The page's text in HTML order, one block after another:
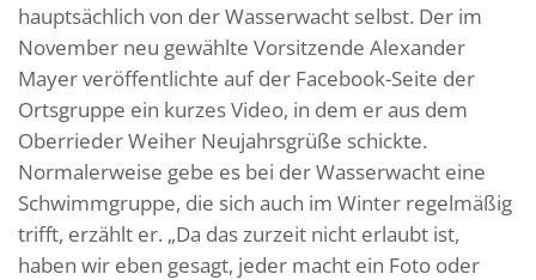
hauptsächlich von der Wasserwacht selbst. Der im
November neu gewählte Vorsitzende Alexander
Mayer veröffentlichte auf der Facebook-Seite der
Ortsgruppe ein kurzes Video, in dem er aus dem
Oberrieder Weiher Neujahrsgrüße schickte.
Normalerweise gebe es bei der Wasserwacht eine
Schwimmgruppe, die sich auch im Winter regelmäßig
trifft, erzählt er. „Da das zurzeit nicht erlaubt ist,
haben wir eben gesagt, jeder macht ein Foto oder